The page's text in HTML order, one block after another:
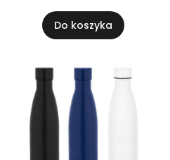
Do koszyka